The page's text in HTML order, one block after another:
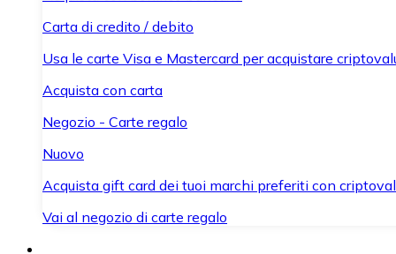
Carta di credito / debito
Usa le carte Visa e Mastercard per acquistare
Acquista con carta
Negozio - Carte regalo
Nuovo
Acquista gift card dei tuoi marchi preferiti con
Vai al negozio di carte regalo